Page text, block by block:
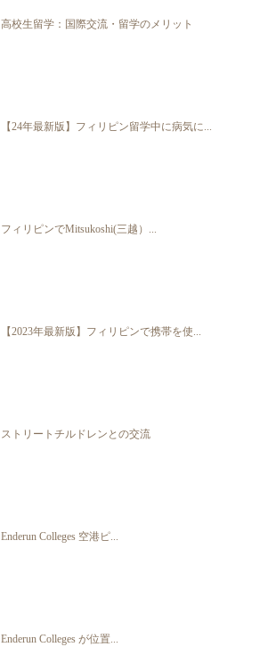
高校生留学：国際交流・留学のメリット
【24年最新版】フィリピン留学中に病気に...
フィリピンでMitsukoshi(三越）...
【2023年最新版】フィリピンで携帯を使...
ストリートチルドレンとの交流
Enderun Colleges 空港ピ...
Enderun Colleges が位置...